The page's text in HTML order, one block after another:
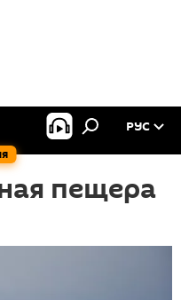
РУС
пещера